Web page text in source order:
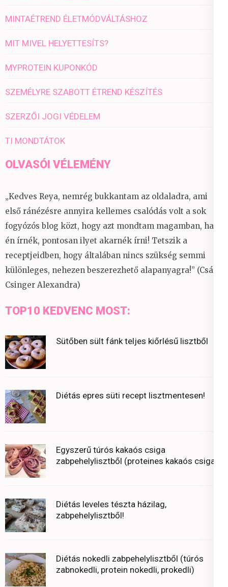
MINTAÉTREND ÉLETMÓDVÁLTÁSHOZ
MIT MIVEL HELYETTESÍTS?
MYPROTEIN KUPONKÓD
SZEMÉLYRE SZABOTT ÉTREND KÉSZÍTÉS
SZERZŐI JOGI VÉDELEM
TI MONDTÁTOK
OLVASÓI VÉLEMÉNY
„Kedves Reya, nemrég bukkantam az oldaladra, ami
első ránézésre annyira kellemes csalódás volt a sok
fogyózós blog közt, hogy azt mondtam magamban, ha
én írnék, pontosan ilyet akarnék írni! Tetszik a
receptjeidben, hogy általában nincs szükség semmi
különleges, nehezen beszerezhető alapanyagra!” (Csáky
Csinger Alexandra)
TOP10 KEDVENC MOST:
Sütőben sült fánk teljes kiőrlésű lisztből
Diétás epres süti recept lisztmentesen!
Egyszerű túrós kakaós csiga
zabpehelylisztből (proteines kakaós csiga)
Diétás leveles tészta házilag,
zabpehelylisztből!
Diétás nokedli zabpehelylisztből (túrós
zabnokedli, protein nokedli, prokedli)